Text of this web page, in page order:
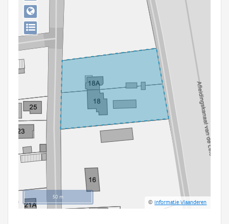
50 m
©Informatie Vlaanderen